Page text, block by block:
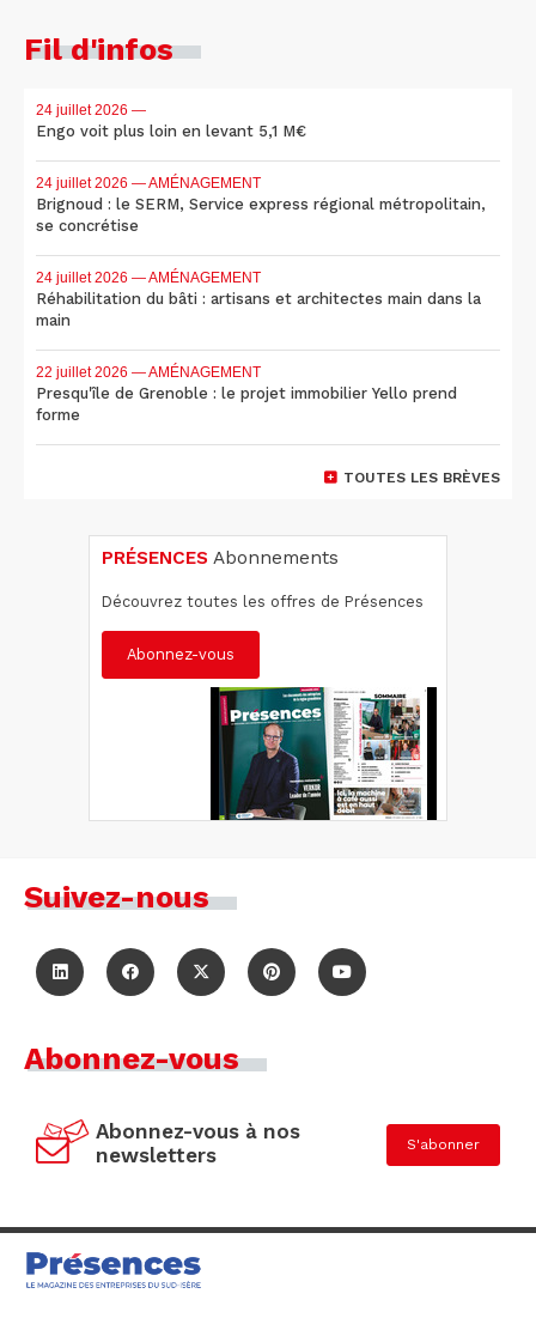
Fil d'infos
24 juillet 2026 —
Engo voit plus loin en levant 5,1 M€
24 juillet 2026 — AMÉNAGEMENT
Brignoud : le SERM, Service express régional métropolitain,
se concrétise
24 juillet 2026 — AMÉNAGEMENT
Réhabilitation du bâti : artisans et architectes main dans la
main
22 juillet 2026 — AMÉNAGEMENT
Presqu'île de Grenoble : le projet immobilier Yello prend
forme
TOUTES LES BRÈVES
PRÉSENCES Abonnements
Découvrez toutes les offres de Présences
Abonnez-vous
Suivez-nous
Abonnez-vous
Abonnez-vous à nos
newsletters
S'abonner